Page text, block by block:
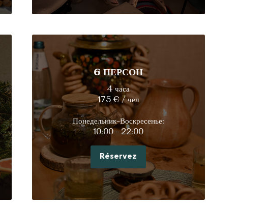
6 ПЕРСОН
4 часа
175 € / чел
Понедельник-Воскресенье:
10:00 - 22:00
Réservez